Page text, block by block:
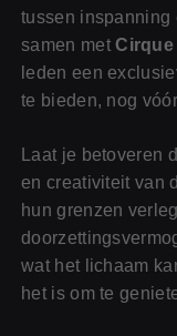
tussen inspanning
samen metCirque
leden een
te bieden, nog
Laat je betoveren
en creativiteit van
hun grenzen
wat het lichaam
het is om te